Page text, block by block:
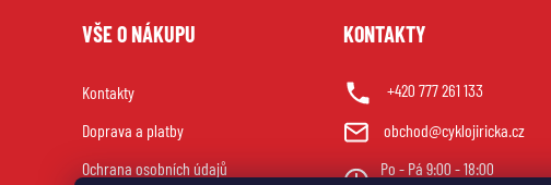
VŠE O NÁKUPU
Kontakty
Doprava a platby
Ochrana osobních údajů
KONTAKTY
+420 777 261 133
obchod@cyklojiricka.cz
Po - Pá 9:00 - 18:00